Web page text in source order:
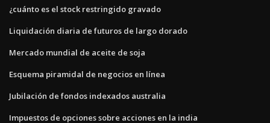
¿cuánto es el stock restringido gravado
Liquidación diaria de futuros de largo dorado
Mercado mundial de aceite de soja
Esquema piramidal de negocios en línea
Jubilación de fondos indexados australia
Impuestos de opciones sobre acciones en la india